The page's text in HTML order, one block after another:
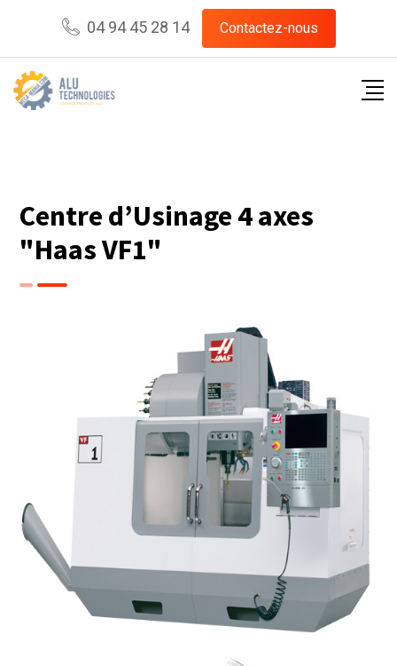
04 94 45 28 14 Contactez-nous
Centre d’Usinage 4 axes
"Haas VF1"